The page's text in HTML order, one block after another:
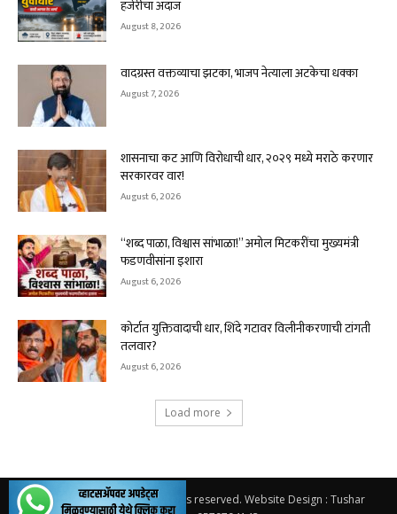
हजेरीचा अंदाज
August 8, 2026
वादग्रस्त वक्तव्याचा झटका, भाजप नेत्याला अटकेचा धक्का
August 7, 2026
शासनाचा कट आणि विरोधाची धार, २०२९ मध्ये मराठे करणार
सरकारवर वार!
August 6, 2026
“शब्द पाळा, विश्वास सांभाळा!” अमोल मिटकरींचा मुख्यमंत्री
फडणवीसांना इशारा
August 6, 2026
कोर्टात युक्तिवादाची धार, शिंदे गटावर विलीनीकरणाची टांगती
तलवार?
August 6, 2026
Load more
© 2026. Solapur Varta. All rights reserved. Website Design : Tushar